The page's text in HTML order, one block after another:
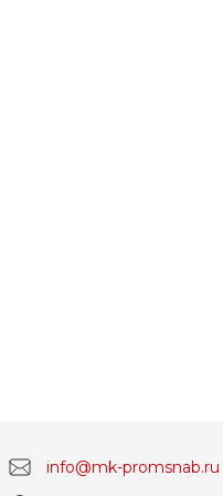
info@mk-promsnab.ru